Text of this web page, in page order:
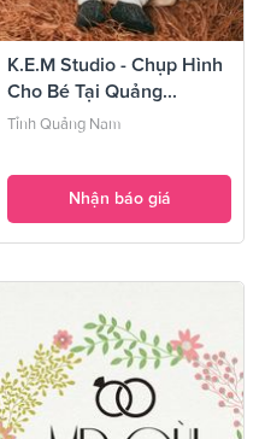
K.E.M Studio - Chụp Hình
Cho Bé Tại Quảng...
Tỉnh Quảng Nam
Nhận báo giá